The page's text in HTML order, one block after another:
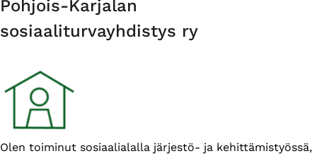
Organisaatio
Pohjois-Karjalan
sosiaaliturvayhdistys ry
Esittelyteksti
Olen toiminut sosiaalialalla järjestö- ja kehittämistyössä,